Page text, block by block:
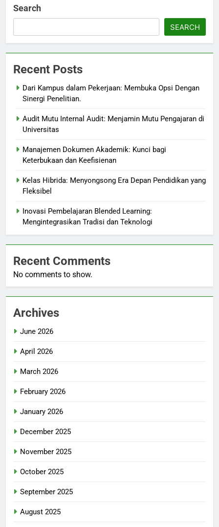
Search
SEARCH
Recent Posts
Dari Kampus dalam Pekerjaan: Membuka Opsi Dengan
Sinergi Penelitian.
Audit Mutu Internal Audit: Menjamin Mutu Pengajaran di
Universitas
Manajemen Dokumen Akademik: Kunci bagi
Keterbukaan dan Keefisienan
Kelas Hibrida: Menyongsong Era Depan Pendidikan yang
Fleksibel
Inovasi Pembelajaran Blended Learning:
Mengintegrasikan Tradisi dan Teknologi
Recent Comments
No comments to show.
Archives
June 2026
April 2026
March 2026
February 2026
January 2026
December 2025
November 2025
October 2025
September 2025
August 2025